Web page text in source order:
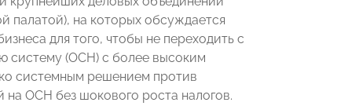
на которых обсуждается
для того, чтобы не переходить с
систему (ОСН) с более высоким
системным решением против
на ОСН без шокового роста налогов.